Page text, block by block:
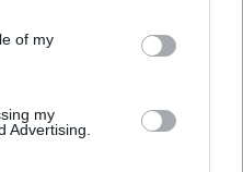
purposes in below Google
of my
my
Advertising.